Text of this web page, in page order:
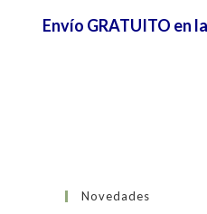
Envío GRATUITO en
Novedades